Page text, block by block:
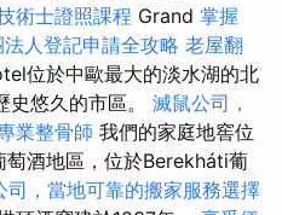
術士證照課程 Grand 掌握
法人登記申請全攻略 老屋翻
位於中歐最大的淡水湖的北
悠久的市區。 滅鼠公司，
業整骨師 我們的家庭地窖位
酒地區，位於Berekháti葡
司，當地可靠的搬家服務選擇